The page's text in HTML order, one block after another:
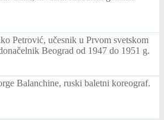
Petrović, učesnik u Prvom svetskom
Beograd od 1947 do 1951 g.
Balanchine, ruski baletni koreograf.